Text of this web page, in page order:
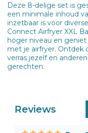
Deze 8-delige set is
een minimale inhoud
inzetbaar is voor
Connect Airfryer XXL
hoger niveau en
met je airfryer. Ontdek
verras jezelf en
gerechten.
Reviews